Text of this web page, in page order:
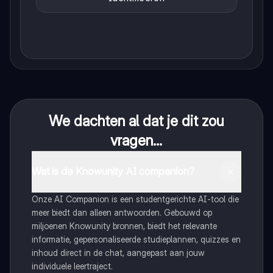
We dachten al dat je dit zou
vragen...
Onze AI Companion is een studentgerichte AI-tool die
meer biedt dan alleen antwoorden. Gebouwd op
miljoenen Knowunity bronnen, biedt het relevante
informatie, gepersonaliseerde studieplannen, quizzes en
inhoud direct in de chat, aangepast aan jouw
individuele leertraject.